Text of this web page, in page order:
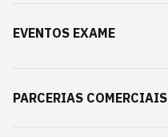
EVENTOS EXAME
PARCERIAS COMERCIAIS